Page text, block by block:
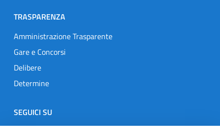
TRASPARENZA
Amministrazione Trasparente
Gare e Concorsi
Delibere
Determine
SEGUICI SU
Designers Italia
TwitterInstagramYoutubeLinkedin